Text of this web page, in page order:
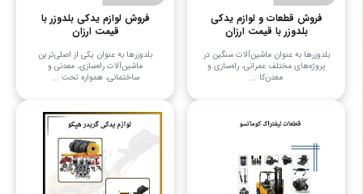
فروش قطعات و لوازم یدکی
بلدوزر با قیمت ارزان
بلدوزرها به عنوان ماشین‌آلات سنگین در
پروژه‌های مختلف عمرانی، راه‌سازی و
معدن‌کا ...
فروش لوازم یدکی بلدوزر با
قیمت ارزان
بلدوزرها به عنوان یکی از اصلی‌ترین
ماشین‌آلات راه‌سازی، معدنی و
ساختمانی، همواره تحت ...